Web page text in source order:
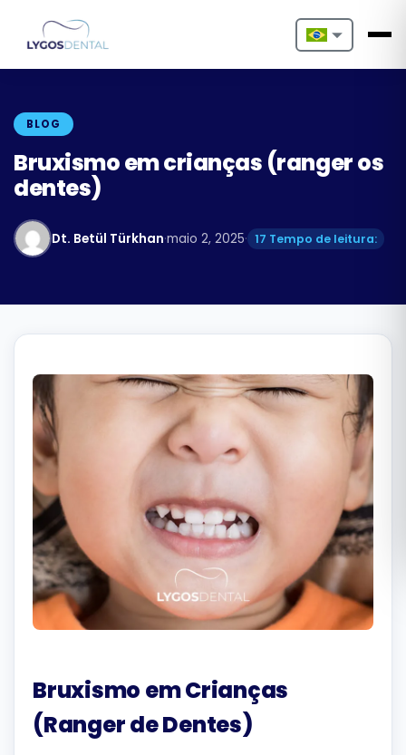
Nederlands
Português
Български
Română
BLOG
Bruxismo em crianças (ranger os
dentes)
Dt. Betül Türkhan·maio 2, 2025· 17 Tempo de leitura:
Bruxismo em Crianças
(Ranger de Dentes)